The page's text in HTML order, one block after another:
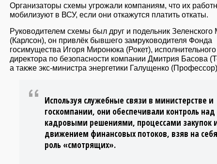
Организаторы схемы угрожали компаниям, что их
мобилизуют в ВСУ, если они откажутся платить откаты.
Руководителем схемы был друг и подельник Зеленского
(Карлсон), он привлёк бывшего замруководителя Фонда
госимущества Игоря Миронюка (Рокет), исполнительного
директора по безопасности компании Дмитрия Басова
а также экс-министра энергетики Галущенко
Используя служебные связи в министерстве и
госкомпании, они обеспечивали контроль над
кадровыми решениями, процессами закупок
движением финансовых потоков, взяв на себя
роль «смотрящих».